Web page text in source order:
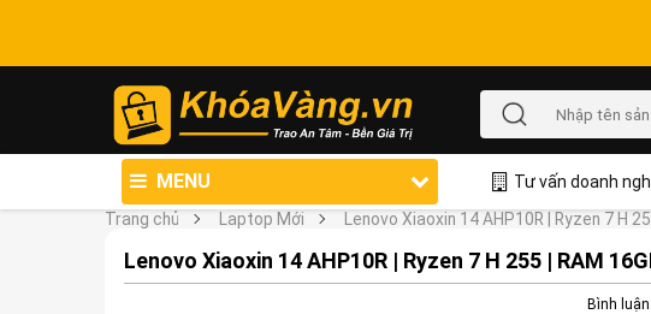
MENU Tư vấn doanh
Trang chủ
Laptop Mới Lenovo Xiaoxin 14 AHP10R | Ryzen 7 H
Lenovo Xiaoxin 14 AHP10R | Ryzen 7 H 255 | RAM
Bình luận: